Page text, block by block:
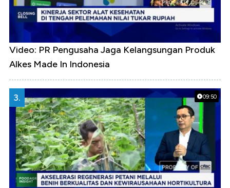
Video: PR Pengusaha Jaga Kelangsungan Produk
Alkes Made In Indonesia
09:50
3.